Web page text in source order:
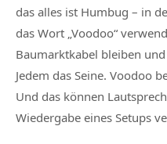
das alles ist Humbug – in
das Wort „Voodoo“
Baumarktkabel bleiben
Jedem das Seine. Voodoo
Und das können
Wiedergabe eines Setups